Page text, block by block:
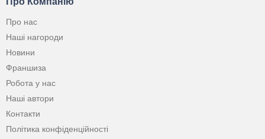
Про нас
Наші нагороди
Новини
Франшиза
Робота у нас
Наші автори
Контакти
Політика конфіденційності